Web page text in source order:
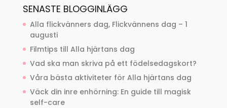
SENASTE BLOGGINLÄGG
Alla flickvänners dag, Flickvännens dag – 1
augusti
Filmtips till Alla hjärtans dag
Vad ska man skriva på ett födelsedagskort?
Våra bästa aktiviteter för Alla hjärtans dag
Väck din inre enhörning: En guide till magisk
self-care